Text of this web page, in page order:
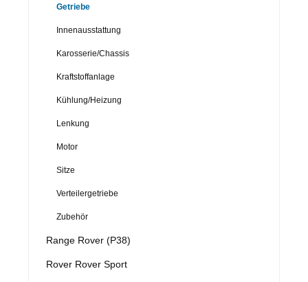
Getriebe
Innenausstattung
Karosserie/Chassis
Kraftstoffanlage
Kühlung/Heizung
Lenkung
Motor
Sitze
Verteilergetriebe
Zubehör
Range Rover (P38)
Rover Rover Sport